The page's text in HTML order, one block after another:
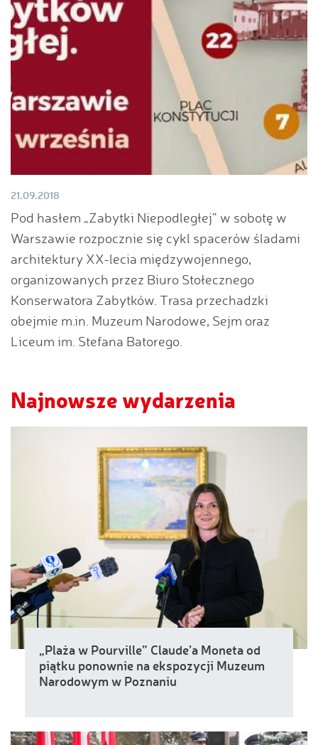
21.09.2018
Pod hasłem „Zabytki Niepodległej” w sobotę w
Warszawie rozpocznie się cykl spacerów śladami
architektury XX-lecia międzywojennego,
organizowanych przez Biuro Stołecznego
Konserwatora Zabytków. Trasa przechadzki
obejmie m.in. Muzeum Narodowe, Sejm oraz
Liceum im. Stefana Batorego.
Najnowsze wydarzenia
„Plaża w Pourville” Claude’a Moneta od
piątku ponownie na ekspozycji Muzeum
Narodowym w Poznaniu